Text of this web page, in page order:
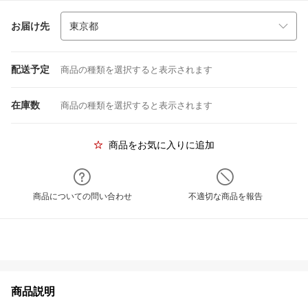
お届け先
配送予定 商品の種類を選択すると表示されます
在庫数 商品の種類を選択すると表示されます
商品をお気に入りに追加
商品についての問い合わせ 不適切な商品を報告
商品説明